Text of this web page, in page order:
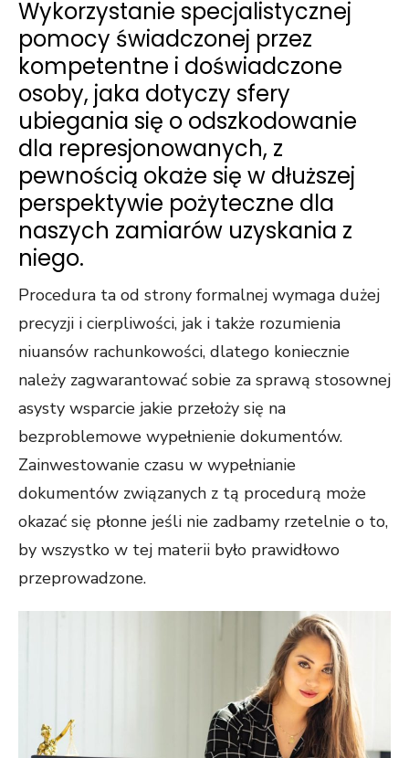
Wykorzystanie specjalistycznej
pomocy świadczonej przez
kompetentne i doświadczone
osoby, jaka dotyczy sfery
ubiegania się o odszkodowanie
dla represjonowanych, z
pewnością okaże się w dłuższej
perspektywie pożyteczne dla
naszych zamiarów uzyskania z
niego.
Procedura ta od strony formalnej wymaga dużej
precyzji i cierpliwości, jak i także rozumienia
niuansów rachunkowości, dlatego koniecznie
należy zagwarantować sobie za sprawą stosownej
asysty wsparcie jakie przełoży się na
bezproblemowe wypełnienie dokumentów.
Zainwestowanie czasu w wypełnianie
dokumentów związanych z tą procedurą może
okazać się płonne jeśli nie zadbamy rzetelnie o to,
by wszystko w tej materii było prawidłowo
przeprowadzone.